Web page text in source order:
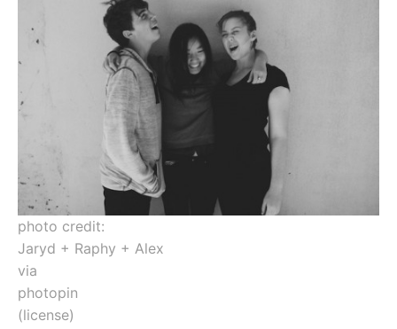
photo credit:
Jaryd + Raphy + Alex
via
photopin
(license)